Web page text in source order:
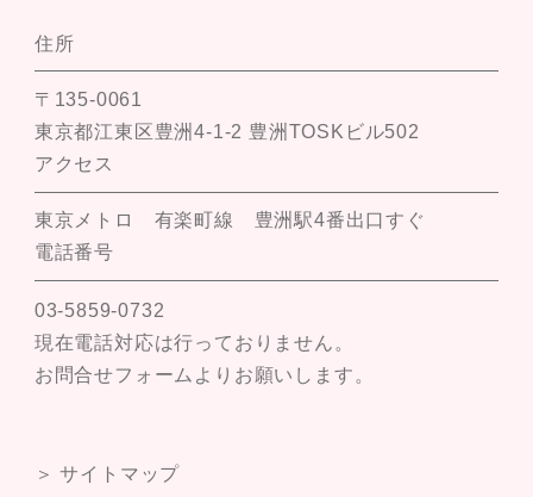
住所
〒135-0061
東京都江東区豊洲4-1-2 豊洲TOSKビル502
アクセス
東京メトロ 有楽町線 豊洲駅4番出口すぐ
電話番号
03-5859-0732
現在電話対応は行っておりません。
お問合せフォームよりお願いします。
＞ サイトマップ